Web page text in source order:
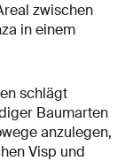
zwischen
in einem
schlägt
Baumarten
anzulegen,
Visp und